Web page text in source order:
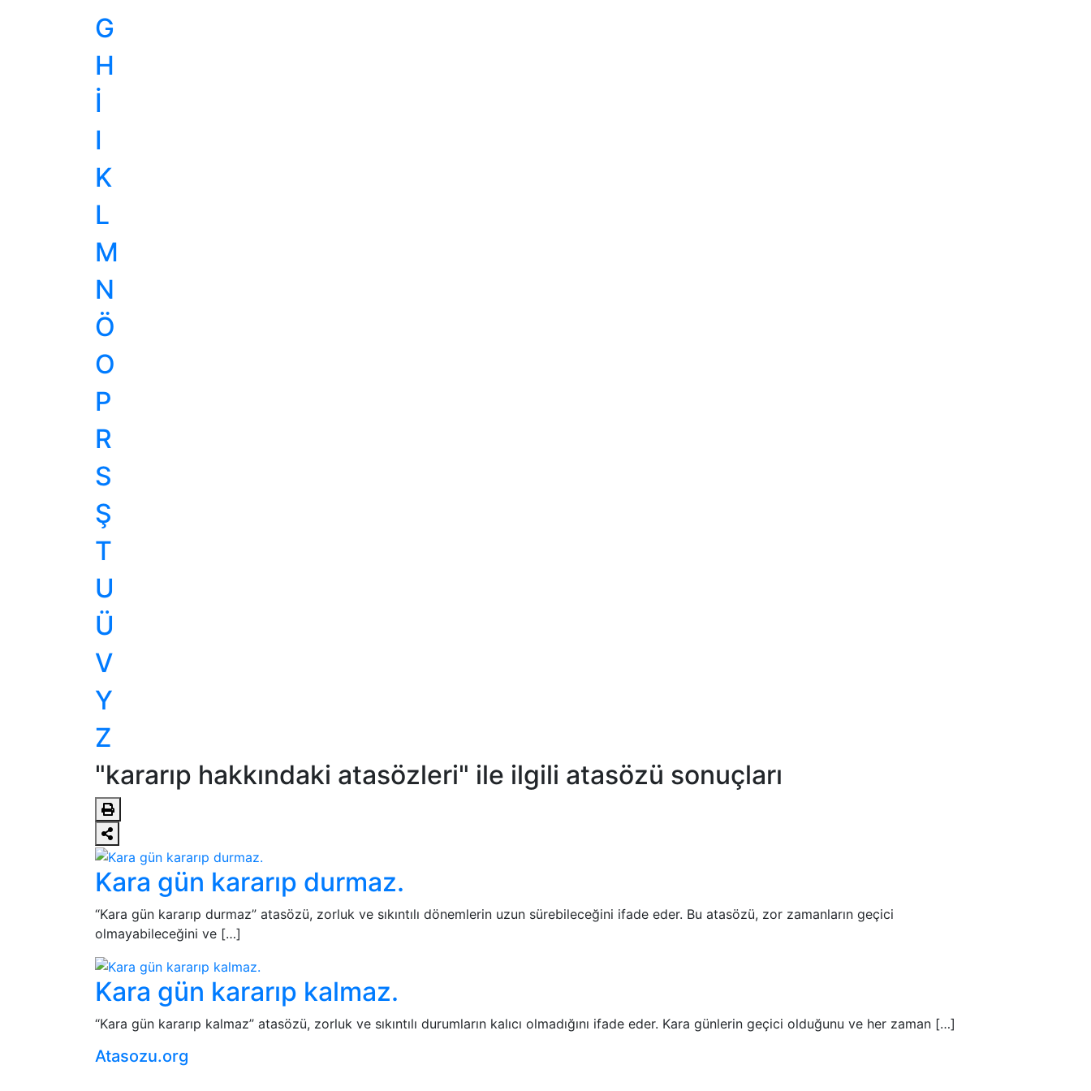
G
H
İ
I
K
L
M
N
Ö
O
P
R
S
Ş
T
U
Ü
V
Y
Z
"kararıp hakkındaki atasözleri" ile ilgili atasözü sonuçları
Kara gün kararıp durmaz.
“Kara gün kararıp durmaz” atasözü, zorluk ve sıkıntılı dönemlerin uzun sürebileceğini ifade eder. Bu atasözü, zor zamanların geçici
olmayabileceğini ve […]
Kara gün kararıp kalmaz.
“Kara gün kararıp kalmaz” atasözü, zorluk ve sıkıntılı durumların kalıcı olmadığını ifade eder. Kara günlerin geçici olduğunu ve her zaman […]
Atasozu.org